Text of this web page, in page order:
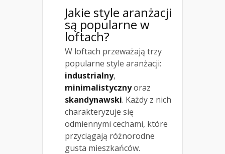
Jakie style aranżacji
są popularne w
loftach?
W loftach przeważają trzy
popularne style aranżacji:
industrialny,
minimalistycznyoraz
skandynawski. Każdy z nich
charakteryzuje się
odmiennymi cechami, które
przyciągają różnorodne
gusta mieszkańców.